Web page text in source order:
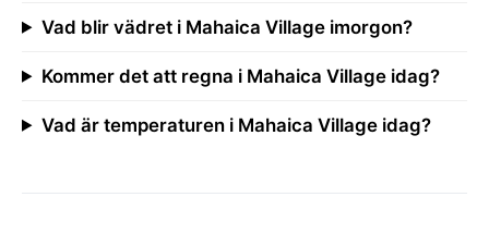
Vad blir vädret i Mahaica Village imorgon?
Kommer det att regna i Mahaica Village idag?
Vad är temperaturen i Mahaica Village idag?